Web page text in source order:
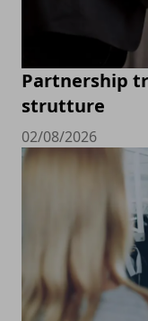
Partnership
strutture
02/08/2026